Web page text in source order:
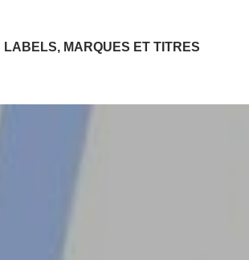
LABELS, MARQUES ET TITRES